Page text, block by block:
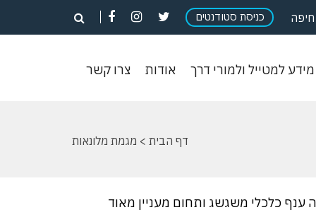
פתח
חיפוש
כניסת סטודנטים פתחפתח
חיפוש
פתח
חיפוש
חיפה
מידע למטייל ולמורי דרךמידעאודות אודות
צרו קשרצרו
דף הבית > מגמת מלונאות
כלכלי משגשג ותחום מעניין מאוד